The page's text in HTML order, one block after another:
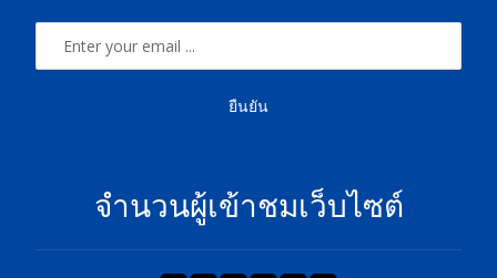
ยืนยัน
จำนวนผู้เข้าชมเว็บไซต์